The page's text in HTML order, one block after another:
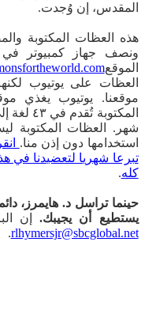
المقدس، إن وُجدت.
هذه العظات المكتوبة
الموقع
العظات على يوتيوب
موقعنا. يوتيوب يغذي
شهر. العظات المكتوبة
استخدامها دون إذن منا.
تبرعا شهريا لتعضيدنا في
كله.
حينما تراسل د. هايمرز،
يستطيع أن يجيبك.
إن
rlhymersjr@sbcglobal.net
.